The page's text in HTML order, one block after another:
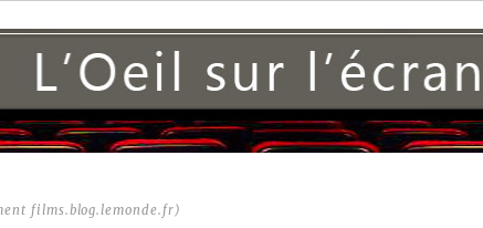
films.blog.lemonde.fr)